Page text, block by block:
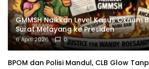
GMMSH Naikkan Level Kasus Oknum
Surat Melayang ke Presiden
6 April 2026 0
BPOM dan Polisi Mandul, CLB Glow